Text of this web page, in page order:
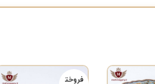
فروخت